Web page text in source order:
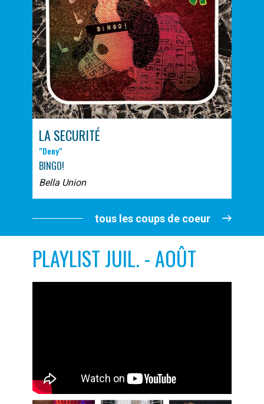
LA SECURITÉ
"Deny"
BINGO!
Bella Union
tous les coups de coeur
PLAYLIST JUIL. - AOÛT